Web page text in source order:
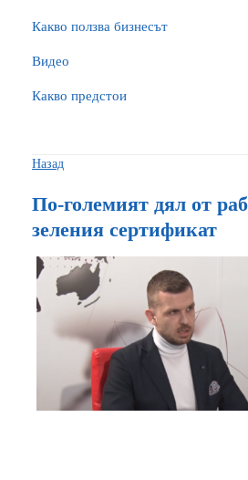
Какво ползва бизнесът
Видео
Какво предстои
Назад
По-големият дял от
зеления сертификат